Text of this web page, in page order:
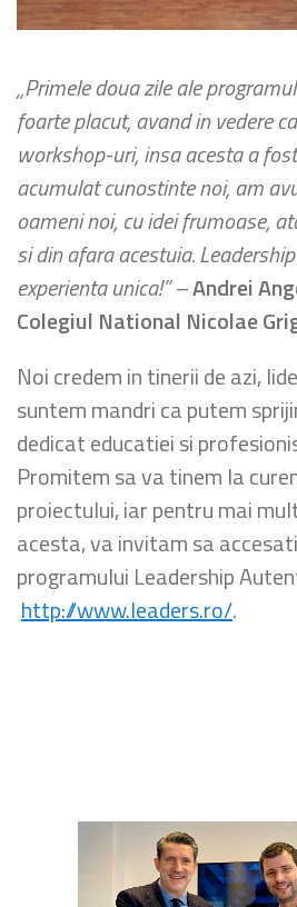
„Primele doua zile ale
foarte placut, avand in vedere
workshop-uri, insa acesta a
acumulat cunostinte noi, am
oameni noi, cu idei frumoase,
si din afara acestuia.
experienta unica!”–Andrei
Colegiul National Nicolae
Noi credem in tinerii de azi,
suntem mandri ca putem
dedicat educatiei si
Promitem sa va tinem la
proiectului, iar pentru mai
acesta, va invitam sa
programului Leadership
http://www.leaders.ro/.